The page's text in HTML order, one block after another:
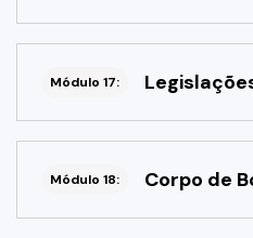
Módulo 17:
Módulo 18: Corpo de